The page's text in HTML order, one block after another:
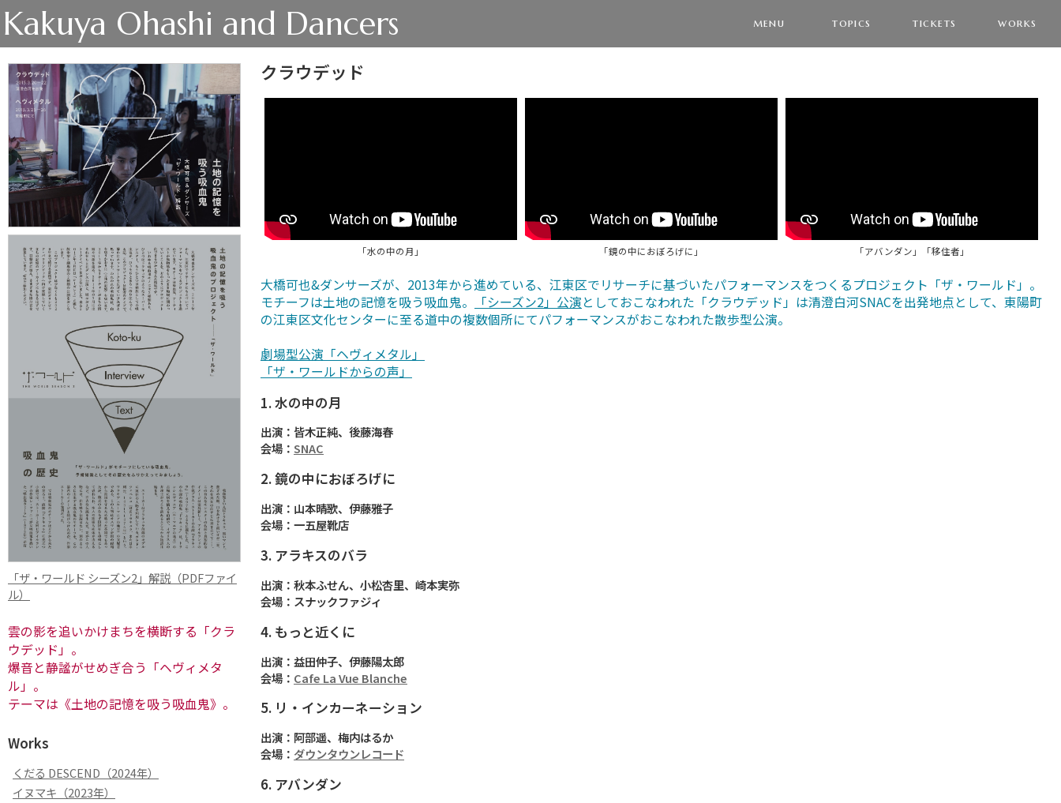
Kakuya Ohashi and Dancers menu topics tickets works
「ザ・ワールド シーズン2」解説（PDFファイ
ル）
雲の影を追いかけまちを横断する「クラ
ウデッド」。
爆音と静謐がせめぎ合う「ヘヴィメタ
ル」。
テーマは《土地の記憶を吸う吸血鬼》。
Works
くだる DESCEND（2024年）
イヌマキ（2023年）
クラウデッド
「水の中の月」 「鏡の中におぼろげに」 「アバンダン」「移住者」
大橋可也&ダンサーズが、2013年から進めている、江東区でリサーチに基づいたパフォーマンスをつくるプロジェクト「ザ・ワールド」。
モチーフは土地の記憶を吸う吸血鬼。
「シーズン2」公演としておこなわれた「クラウデッド」は清澄白河SNACを出発地点として、東陽町
の江東区文化センターに至る道中の複数個所にてパフォーマンスがおこなわれた散歩型公演。
劇場型公演「ヘヴィメタル」
「ザ・ワールドからの声」
1. 水の中の月
出演：皆木正純、後藤海春
会場： SNAC
2. 鏡の中におぼろげに
出演：山本晴歌、伊藤雅子
会場：一五屋靴店
3. アラキスのバラ
出演：秋本ふせん、小松杏里、崎本実弥
会場：スナックファジィ
4. もっと近くに
出演：益田仲子、伊藤陽太郎
会場： Cafe La Vue Blanche
5. リ・インカーネーション
出演：阿部遥、梅内はるか
会場： ダウンタウンレコード
6. アバンダン